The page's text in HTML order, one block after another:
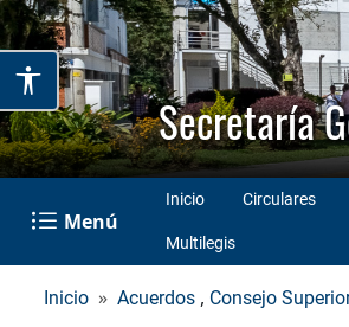
Secretaría
Menú
Inicio Circulares
Multilegis
Inicio Acuerdos , Consejo